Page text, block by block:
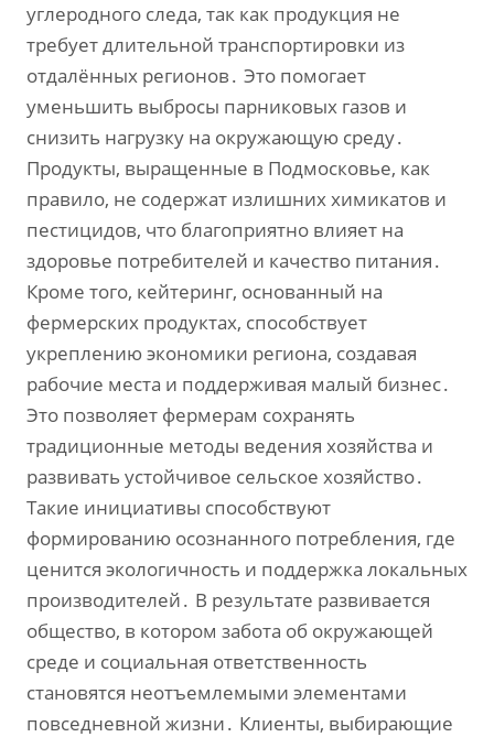
углеродного следа‚ так как продукция не
требует длительной транспортировки из
отдалённых регионов․ Это помогает
уменьшить выбросы парниковых газов и
снизить нагрузку на окружающую среду․
Продукты‚ выращенные в Подмосковье‚ как
правило‚ не содержат излишних химикатов и
пестицидов‚ что благоприятно влияет на
здоровье потребителей и качество питания․
Кроме того‚ кейтеринг‚ основанный на
фермерских продуктах‚ способствует
укреплению экономики региона‚ создавая
рабочие места и поддерживая малый бизнес․
Это позволяет фермерам сохранять
традиционные методы ведения хозяйства и
развивать устойчивое сельское хозяйство․
Такие инициативы способствуют
формированию осознанного потребления‚ где
ценится экологичность и поддержка локальных
производителей․ В результате развивается
общество‚ в котором забота об окружающей
среде и социальная ответственность
становятся неотъемлемыми элементами
повседневной жизни․ Клиенты‚ выбирающие